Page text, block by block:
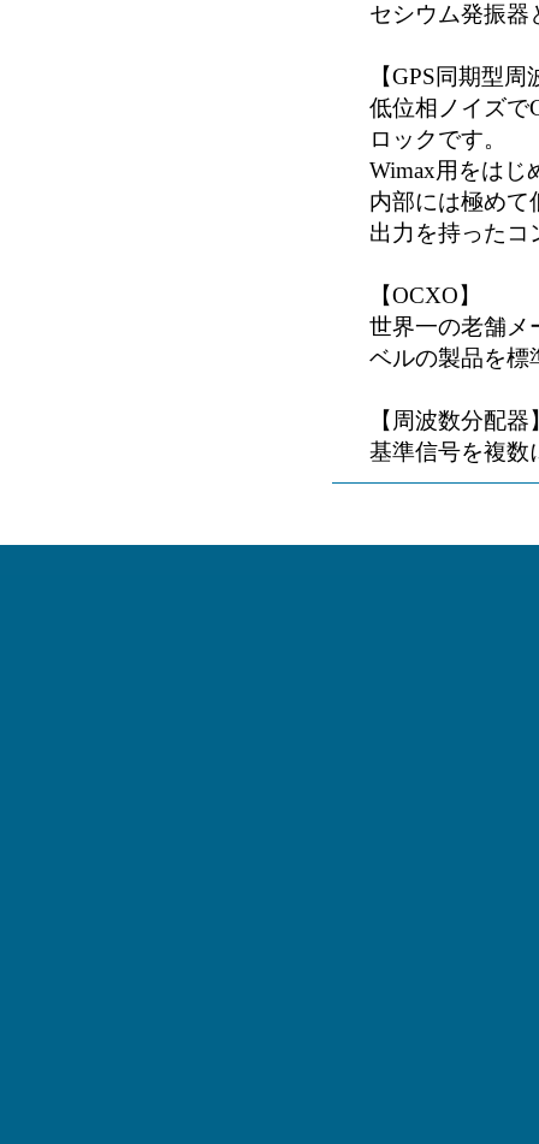
セシウム発振器
【GPS同期型
低位相ノイズで
ロックです。
Wimax用をはじ
内部には極めて
出力を持ったコ
【OCXO】
世界一の老舗メ
ベルの製品を標
【周波数分配器
基準信号を複数